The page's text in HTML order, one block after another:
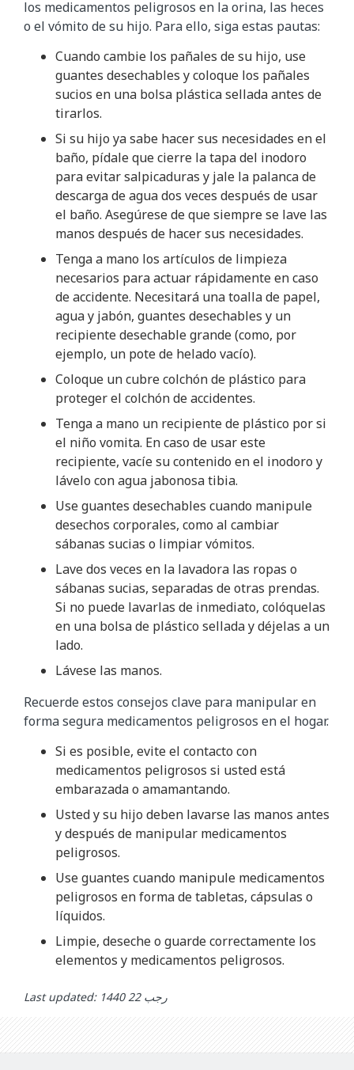
los medicamentos peligrosos en la orina, las heces
o el vómito de su hijo. Para ello, siga estas pautas:
Cuando cambie los pañales de su hijo, use
guantes desechables y coloque los pañales
sucios en una bolsa plástica sellada antes de
tirarlos.
Si su hijo ya sabe hacer sus necesidades en el
baño, pídale que cierre la tapa del inodoro
para evitar salpicaduras y jale la palanca de
descarga de agua dos veces después de usar
el baño. Asegúrese de que siempre se lave las
manos después de hacer sus necesidades.
Tenga a mano los artículos de limpieza
necesarios para actuar rápidamente en caso
de accidente. Necesitará una toalla de papel,
agua y jabón, guantes desechables y un
recipiente desechable grande (como, por
ejemplo, un pote de helado vacío).
Coloque un cubre colchón de plástico para
proteger el colchón de accidentes.
Tenga a mano un recipiente de plástico por si
el niño vomita. En caso de usar este
recipiente, vacíe su contenido en el inodoro y
lávelo con agua jabonosa tibia.
Use guantes desechables cuando manipule
desechos corporales, como al cambiar
sábanas sucias o limpiar vómitos.
Lave dos veces en la lavadora las ropas o
sábanas sucias, separadas de otras prendas.
Si no puede lavarlas de inmediato, colóquelas
en una bolsa de plástico sellada y déjelas a un
lado.
Lávese las manos.
Recuerde estos consejos clave para manipular en
forma segura medicamentos peligrosos en el hogar.
Si es posible, evite el contacto con
medicamentos peligrosos si usted está
embarazada o amamantando.
Usted y su hijo deben lavarse las manos antes
y después de manipular medicamentos
peligrosos.
Use guantes cuando manipule medicamentos
peligrosos en forma de tabletas, cápsulas o
líquidos.
Limpie, deseche o guarde correctamente los
elementos y medicamentos peligrosos.
Last updated: رجب 22 1440